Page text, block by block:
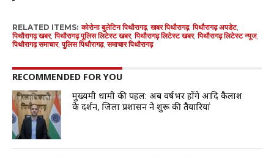
RELATED ITEMS: कोरोना बुलेटिन पिथौरागढ़,खबर पिथौरागढ़,पिथौरागढ़ अपडेट,
पिथौरागढ़ खबर,पिथौरागढ़ पुलिस लिटेस्ट खबर,पिथौरागढ़ लिटेस्ट खबर,पिथौरागढ़ लिटेस्ट न्यूज,
पिथौरागढ़ समाचार,पुलिस पिथौरागढ़,समाचार पिथौरागढ़
RECOMMENDED FOR YOU
मुख्यमंत्री धामी की पहल: अब वर्षभर होंगे आदि कैलाश
के दर्शन, जिला प्रशासन ने शुरू की तैयारियां